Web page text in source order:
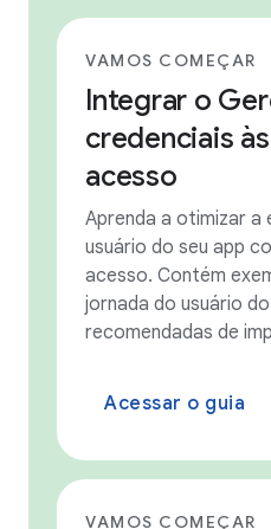
VAMOS COMEÇAR
Integrar o
credenciais
acesso
Aprenda a otimizar a
usuário do seu app
acesso. Contém
jornada do usuário
recomendadas de
Acessar o guia
VAMOS COMEÇAR